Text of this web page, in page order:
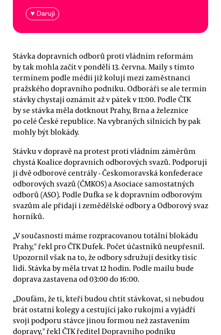
♥ Daruji
Stávka dopravních odborů proti vládním reformám
by tak mohla začít v pondělí 13. června. Maily s tímto
termínem podle médií již kolují mezi zaměstnanci
pražského dopravního podniku. Odboráři se ale termín
stávky chystají oznámit až v pátek v 11:00. Podle ČTK
by se stávka měla dotknout Prahy, Brna a železnice
po celé České republice. Na vybraných silnicích by pak
mohly být blokády.
Stávku v dopravě na protest proti vládním záměrům
chystá Koalice dopravních odborových svazů. Podporují
ji dvě odborové centrály - Českomoravská konfederace
odborových svazů (ČMKOS) a Asociace samostatných
odborů (ASO). Podle Dufka se k dopravním odborovým
svazům ale přidají i zemědělské odbory a Odborový svaz
horníků.
„V současnosti máme rozpracovanou totální blokádu
Prahy," řekl pro ČTK Dufek. Počet účastníků neupřesnil.
Upozornil však na to, že odbory sdružují desítky tisíc
lidí. Stávka by měla trvat 12 hodin. Podle mailu bude
doprava zastavena od 03:00 do 16:00.
„Doufám, že ti, kteří budou chtít stávkovat, si nebudou
brát ostatní kolegy a cestující jako rukojmí a vyjádří
svoji podporu stávce jinou formou než zastavením
dopravy," řekl ČTK ředitel Dopravního podniku